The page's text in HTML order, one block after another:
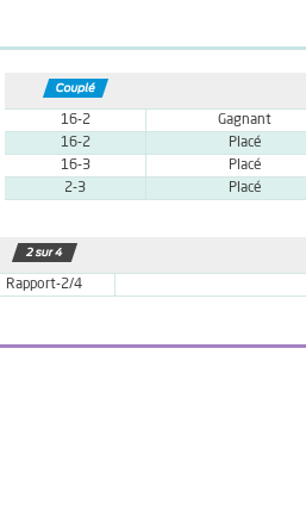
16-2 Gagnant
16-2
Placé
16-3
Placé
2-3
Placé
Rapport-2/4